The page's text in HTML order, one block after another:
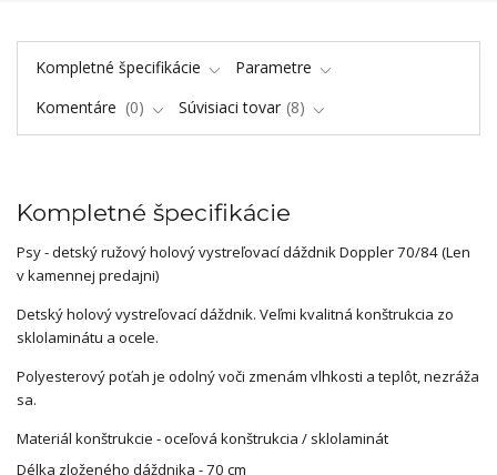
Kompletné špecifikácie
Parametre
Komentáre
0 Súvisiaci tovar 8
Kompletné špecifikácie
Psy - detský ružový holový vystreľovací dáždnik Doppler 70/84 (Len
v kamennej predajni)
Detský holový vystreľovací dáždnik. Veľmi kvalitná konštrukcia zo
sklolaminátu a ocele.
Polyesterový poťah je odolný voči zmenám vlhkosti a teplôt, nezráža
sa.
Materiál konštrukcie - oceľová konštrukcia / sklolaminát
Délka zloženého dáždnika - 70 cm